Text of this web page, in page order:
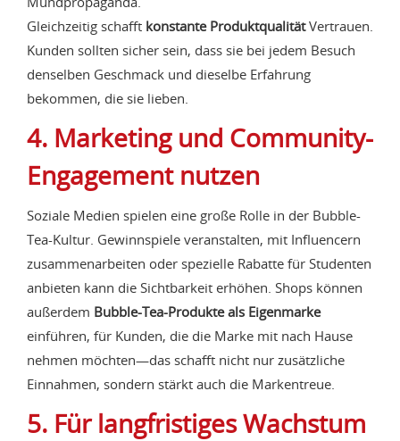
Gleichzeitig schafft konstante ProduktqualitätVertrauen.
Kunden sollten sicher sein, dass sie bei jedem Besuch
denselben Geschmack und dieselbe Erfahrung
bekommen, die sie lieben.
4. Marketing und Community-
Engagement nutzen
Soziale Medien spielen eine große Rolle in der Bubble-
Tea-Kultur. Gewinnspiele veranstalten, mit Influencern
zusammenarbeiten oder spezielle Rabatte für Studenten
anbieten kann die Sichtbarkeit erhöhen. Shops können
außerdem Bubble-Tea-Produkte als Eigenmarke
einführen, für Kunden, die die Marke mit nach Hause
nehmen möchten—das schafft nicht nur zusätzliche
Einnahmen, sondern stärkt auch die Markentreue.
5. Für langfristiges Wachstum